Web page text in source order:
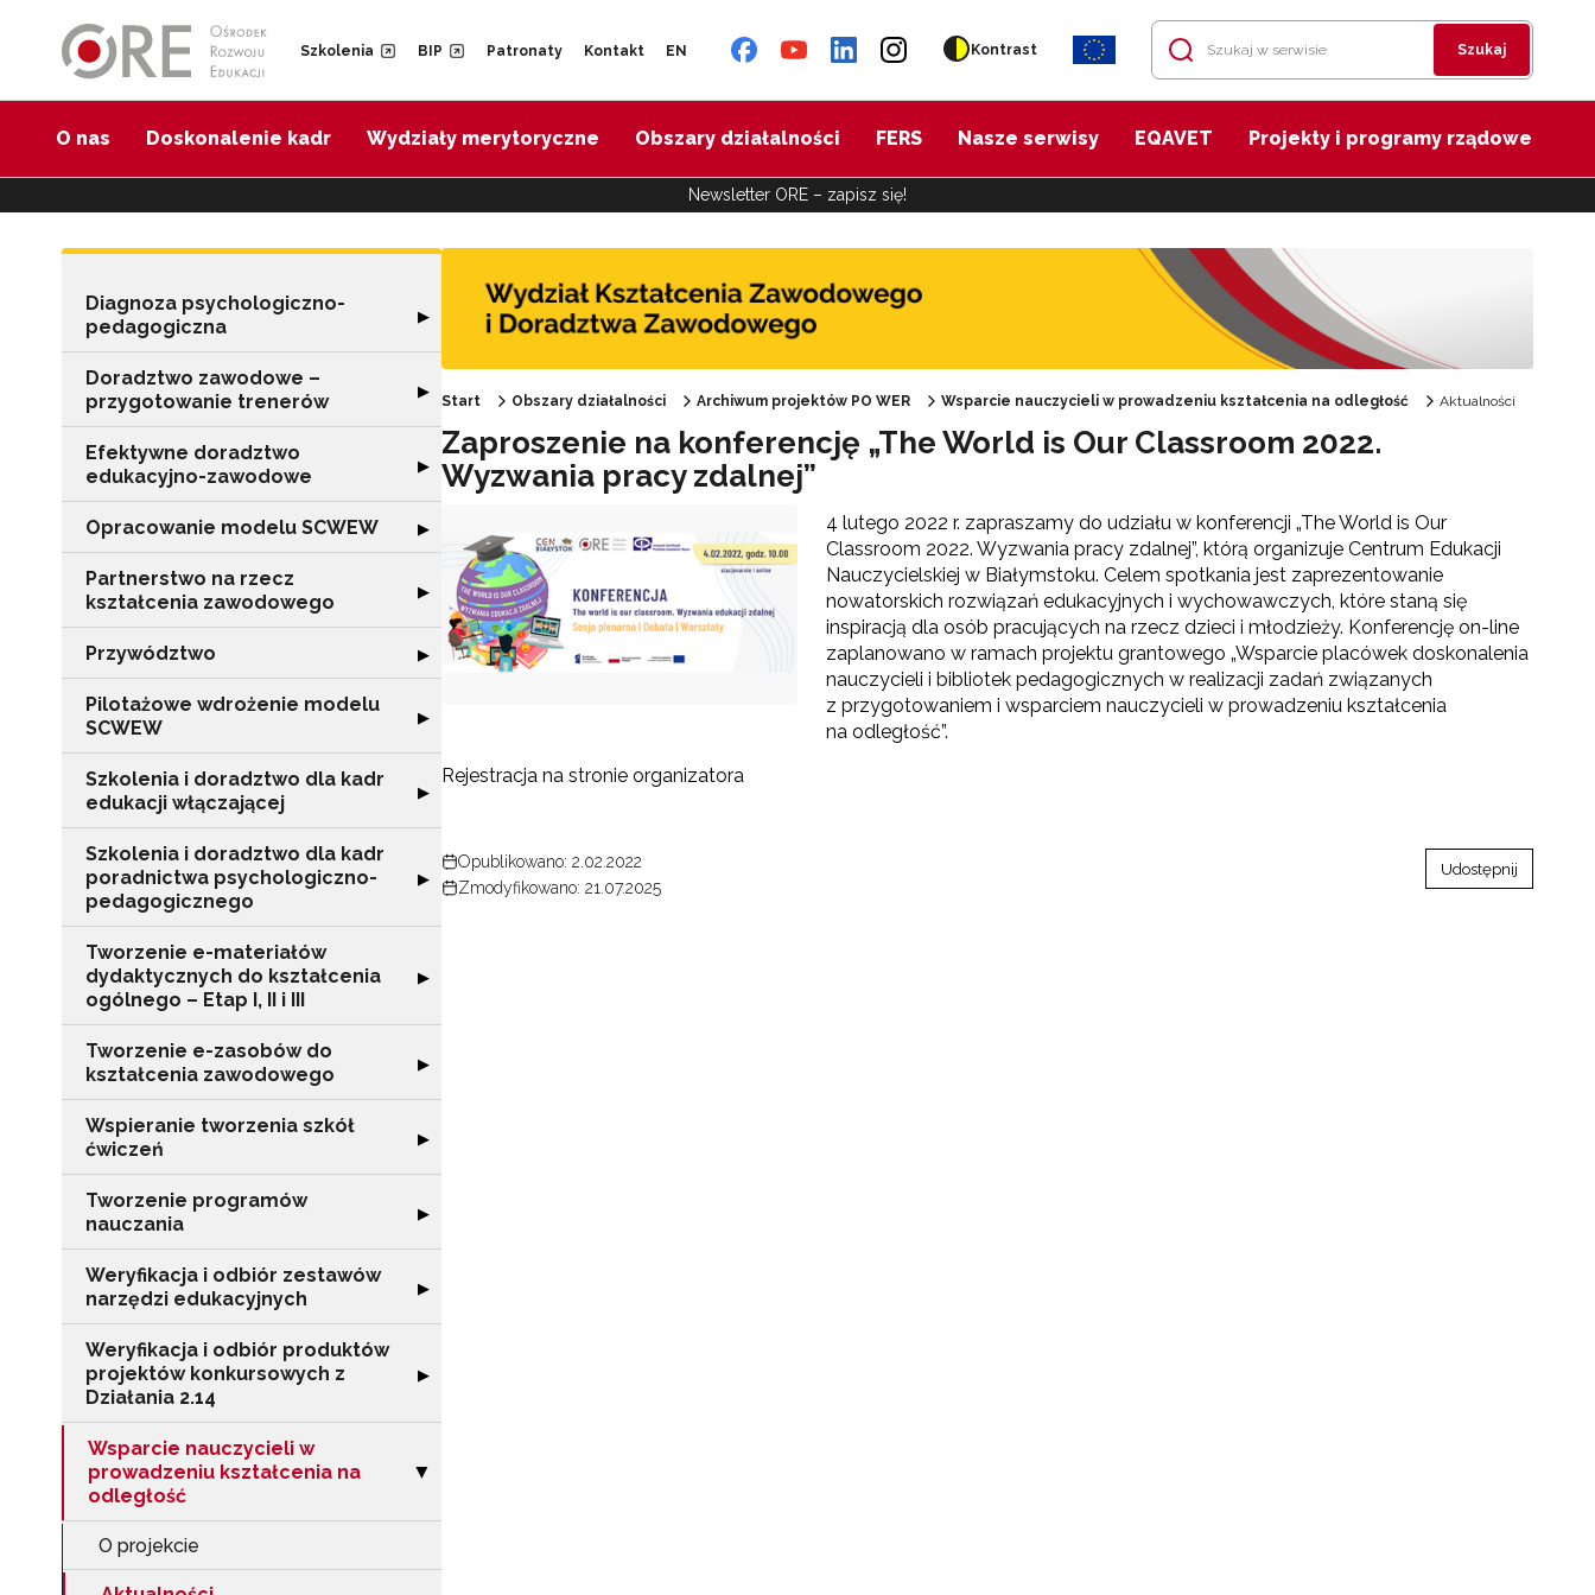
Szkolenia BIP Patronaty Kontakt EN Kontrast Szukaj
O nas Doskonalenie kadr Wydziały merytoryczne Obszary działalności FERS Nasze serwisy EQAVET Projekty i programy rządowe
Newsletter ORE – zapisz się!
Diagnoza psychologiczno-
pedagogiczna
Rozwiń sekcję "Diagnoza psychologiczno-pedagogiczna"
▶
Doradztwo zawodowe –
przygotowanie trenerów
Rozwiń sekcję "Doradztwo zawodowe – przygotowanie trenerów"
▶
Efektywne doradztwo
edukacyjno-zawodowe
Rozwiń sekcję "Efektywne doradztwo edukacyjno-zawodowe"
▶
Opracowanie modelu SCWEW Rozwiń sekcję "Opracowanie modelu SCWEW"
▶
Partnerstwo na rzecz
kształcenia zawodowego
Rozwiń sekcję "Partnerstwo na rzecz kształcenia zawodowego"
▶
Przywództwo Rozwiń sekcję "Przywództwo"
▶
Pilotażowe wdrożenie modelu
SCWEW
Rozwiń sekcję "Pilotażowe wdrożenie modelu SCWEW"
▶
Szkolenia i doradztwo dla kadr
edukacji włączającej
Rozwiń sekcję "Szkolenia i doradztwo dla kadr edukacji włączającej"
▶
Szkolenia i doradztwo dla kadr
poradnictwa psychologiczno-
pedagogicznego
Rozwiń sekcję "Szkolenia i doradztwo dla kadr poradnictwa psychologiczno-pedagogicznego"
▶
Tworzenie e-materiałów
dydaktycznych do kształcenia
ogólnego – Etap I, II i III
Rozwiń sekcję "Tworzenie e-materiałów dydaktycznych do kształcenia ogólnego – Etap I, II i III"
▶
Tworzenie e-zasobów do
kształcenia zawodowego
Rozwiń sekcję "Tworzenie e-zasobów do kształcenia zawodowego"
▶
Wspieranie tworzenia szkół
ćwiczeń
Rozwiń sekcję "Wspieranie tworzenia szkół ćwiczeń"
▶
Tworzenie programów
nauczania
Rozwiń sekcję "Tworzenie programów nauczania"
▶
Weryfikacja i odbiór zestawów
narzędzi edukacyjnych
Rozwiń sekcję "Weryfikacja i odbiór zestawów narzędzi edukacyjnych"
▶
Weryfikacja i odbiór produktów
projektów konkursowych z
Działania 2.14
Rozwiń sekcję "Weryfikacja i odbiór produktów projektów konkursowych z Działania 2.14"
▶
Wsparcie nauczycieli w
prowadzeniu kształcenia na
odległość
Zwiń sekcję "Wsparcie nauczycieli w prowadzeniu kształcenia na odległość"
▶
O projekcie
Start Obszary działalności Archiwum projektów PO WER Wsparcie nauczycieli w prowadzeniu kształcenia na odległość Aktualności
Zaproszenie na konferencję „The World is Our Classroom 2022.
Wyzwania pracy zdalnej”
4 lutego 2022 r. zapraszamy do udziału w konferencji „The World is Our
Classroom 2022. Wyzwania pracy zdalnej”, którą organizuje Centrum Edukacji
Nauczycielskiej w Białymstoku. Celem spotkania jest zaprezentowanie
nowatorskich rozwiązań edukacyjnych i wychowawczych, które staną się
inspiracją dla osób pracujących na rzecz dzieci i młodzieży. Konferencję on-line
zaplanowano w ramach projektu grantowego „Wsparcie placówek doskonalenia
nauczycieli i bibliotek pedagogicznych w realizacji zadań związanych
z przygotowaniem i wsparciem nauczycieli w prowadzeniu kształcenia
na odległość”.
Rejestracja na stronie organizatora
Opublikowano: 2.02.2022
Zmodyfikowano: 21.07.2025
Udostępnij